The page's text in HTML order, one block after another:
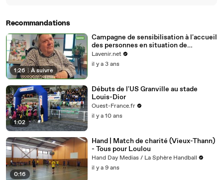
Recommandations
1:26 | À suivre
Campagne de sensibilisation à l'accueil
des personnes en situation de
handicap
Lavenir.net
il y a 3 ans
1:02
Débuts de l'US Granville au stade
Louis-Dior
Ouest-France.fr
il y a 10 ans
0:16
Hand | Match de charité (Vieux-Thann)
- Tous pour Loulou
Hand Day Medias / La Sphère Handball
il y a 9 ans